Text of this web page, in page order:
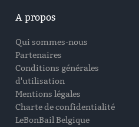
A propos
Qui sommes-nous
Partenaires
Conditions générales
d'utilisation
Mentions légales
Charte de confidentialité
LeBonBail Belgique